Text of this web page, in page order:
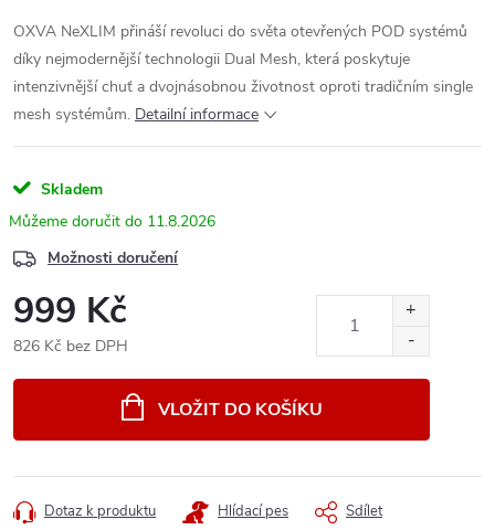
OXVA NeXLIM přináší revoluci do světa otevřených POD systémů
díky nejmodernější technologii Dual Mesh, která poskytuje
intenzivnější chuť a dvojnásobnou životnost oproti tradičním single
mesh systémům. Detailní informace
Skladem
11.8.2026
Možnosti doručení
999 Kč
826 Kč bez DPH
VLOŽIT DO KOŠÍKU
Dotaz k produktu Hlídací pes Sdílet